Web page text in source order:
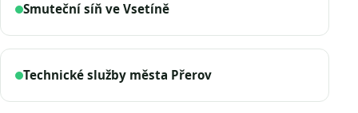
Smuteční síň ve Vsetíně
Technické služby města Přerov